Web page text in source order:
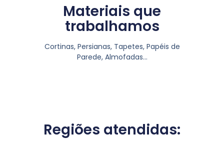
Materiais que
trabalhamos
Cortinas, Persianas, Tapetes, Papéis de
Parede, Almofadas…
Regiões atendidas: